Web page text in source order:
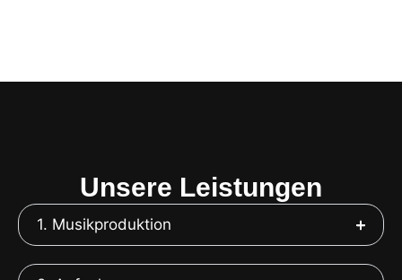
Unsere Leistungen
1. Musikproduktion